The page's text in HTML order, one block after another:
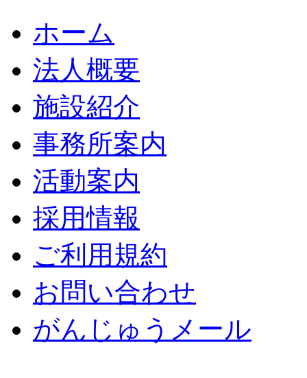
ホーム
法人概要
施設紹介
事務所案内
活動案内
採用情報
ご利用規約
お問い合わせ
がんじゅうメール